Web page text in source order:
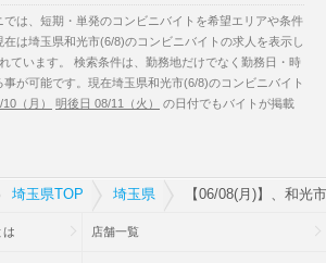
は、短期・単発のコンビニバイトを希望エリアや条件
は埼玉県和光市(6/8)のコンビニバイトの求人を表示し
ています。 検索条件は、勤務地だけでなく勤務日・時
が可能です。現在埼玉県和光市(6/8)のコンビニバイト
（月） 明後日 08/11（火）
の日付でもバイトが掲載
埼玉県TOP 埼玉県 【06/08(月)】、和光
は 店舗一覧